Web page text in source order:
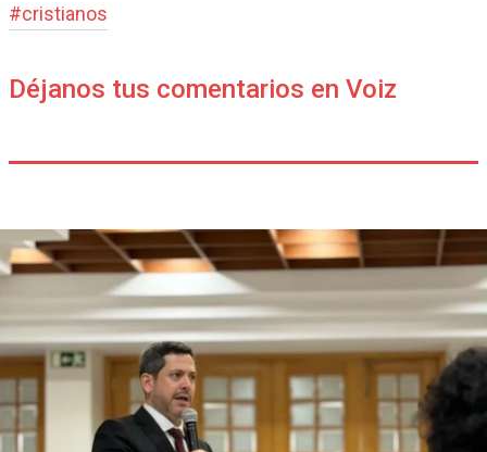
#cristianos
Déjanos tus comentarios en Voiz